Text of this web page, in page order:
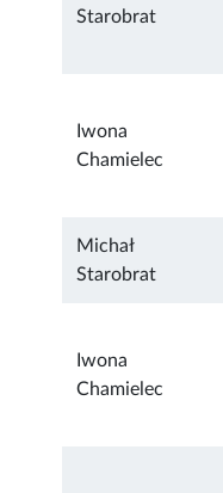
Starobrat
Iwona
Chamielec
Michał
Starobrat
Iwona
Chamielec